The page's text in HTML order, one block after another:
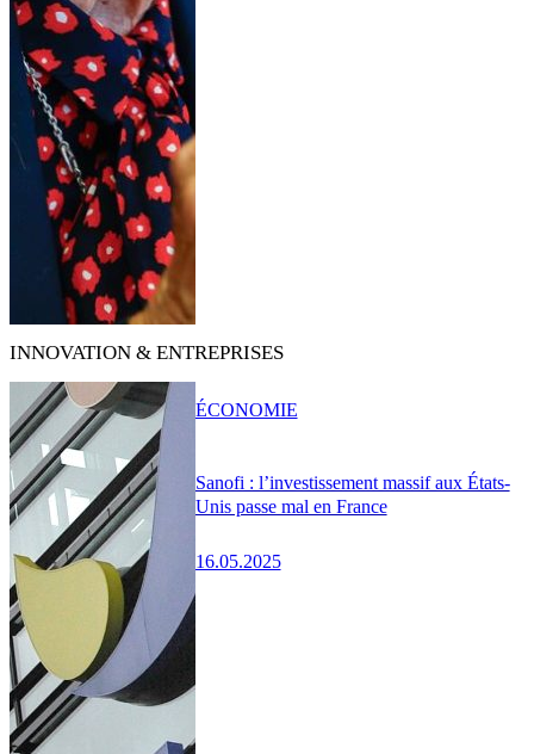
INNOVATION & ENTREPRISES
Sanofi : l’investissement massif aux États-
Unis passe mal en France
16.05.2025
ÉCONOMIE